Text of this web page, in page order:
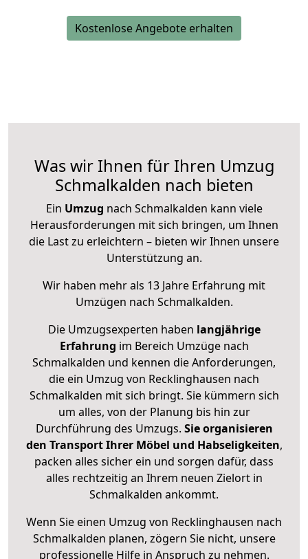
Kostenlose Angebote erhalten
Was wir Ihnen für Ihren Umzug
Schmalkalden nach bieten
Ein Umzug nach Schmalkalden kann viele
Herausforderungen mit sich bringen, um Ihnen
die Last zu erleichtern – bieten wir Ihnen unsere
Unterstützung an.
Wir haben mehr als 13 Jahre Erfahrung mit
Umzügen nach Schmalkalden.
Die Umzugsexperten haben langjährige
Erfahrung im Bereich Umzüge nach
Schmalkalden und kennen die Anforderungen,
die ein Umzug von Recklinghausen nach
Schmalkalden mit sich bringt. Sie kümmern sich
um alles, von der Planung bis hin zur
Durchführung des Umzugs. Sie organisieren
den Transport Ihrer Möbel und Habseligkeiten,
packen alles sicher ein und sorgen dafür, dass
alles rechtzeitig an Ihrem neuen Zielort in
Schmalkalden ankommt.
Wenn Sie einen Umzug von Recklinghausen nach
Schmalkalden planen, zögern Sie nicht, unsere
professionelle Hilfe in Anspruch zu nehmen.